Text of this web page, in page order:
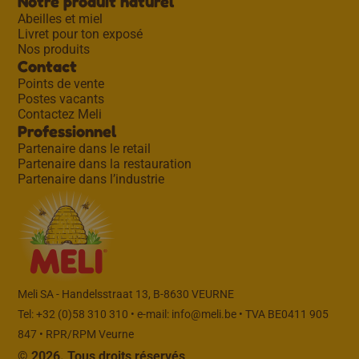
Abeilles et miel
Livret pour ton exposé
Nos produits
Contact
Points de vente
Postes vacants
Contactez Meli
Professionnel
Partenaire dans le retail
Partenaire dans la restauration
Partenaire dans l’industrie
Meli SA - Handelsstraat 13, B-8630 VEURNE
Tel: +32 (0)58 310 310 • e-mail: info@meli.be• TVA BE0411 905
847 • RPR/RPM Veurne